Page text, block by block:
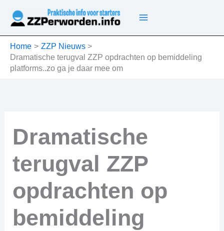
naar
inhoud
Home
ZZP Nieuws
Dramatische terugval ZZP opdrachten op bemiddeling
platforms..zo ga je daar mee om
Dramatische
terugval ZZP
opdrachten op
bemiddeling